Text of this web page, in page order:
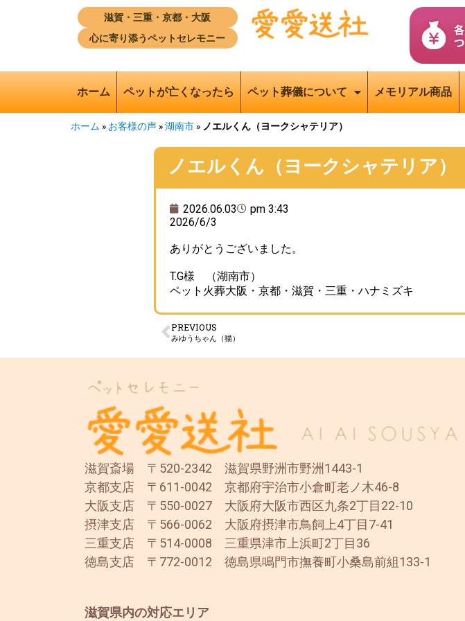
滋賀・三重・京都・大阪
心に寄り添うペットセレモニー
ホーム ペットが亡くなったら ペット葬儀について メモリアル商品
ホーム » お客様の声 »湖南市 » ノエルくん（ヨークシャテリア）
ノエルくん（ヨークシャテリア）
2026.06.03
pm 3:43
2026/6/3
ありがとうございました。
T.G様 （湖南市）
ペット火葬大阪・京都・滋賀・三重・ハナミズキ
PREVIOUS
みゆうちゃん（猫）
滋賀斎場 〒520-2342 滋賀県野洲市野洲1443-1
京都支店 〒611-0042 京都府宇治市小倉町老ノ木46-8
大阪支店 〒550-0027 大阪府大阪市西区九条2丁目22-10
摂津支店 〒566-0062 大阪府摂津市鳥飼上4丁目7-41
三重支店 〒514-0008 三重県津市上浜町2丁目36
徳島支店 〒772-0012 徳島県鳴門市撫養町小桑島前組133-1
滋賀県内の対応エリア